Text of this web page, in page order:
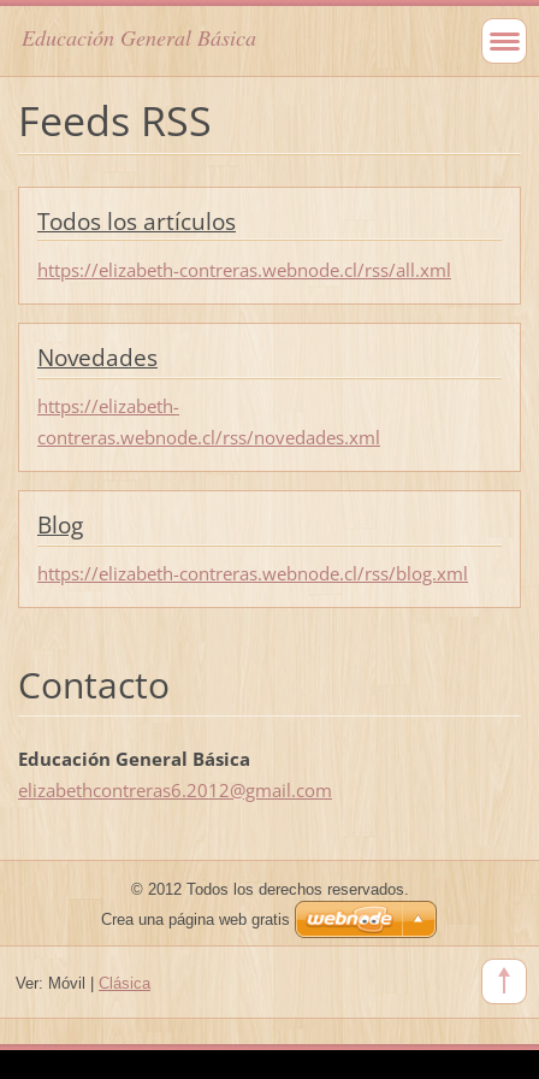
Educación General Básica
Feeds RSS
Todos los artículos
https://elizabeth-contreras.webnode.cl/rss/all.xml
Novedades
https://elizabeth-
contreras.webnode.cl/rss/novedades.xml
Blog
https://elizabeth-contreras.webnode.cl/rss/blog.xml
Contacto
Educación General Básica
elizabethcontreras6.2012@gmail.com
© 2012 Todos los derechos reservados.
Crea una página web gratis
Ver: Móvil | Clásica